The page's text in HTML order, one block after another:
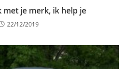
met je merk, ik help je
22/12/2019